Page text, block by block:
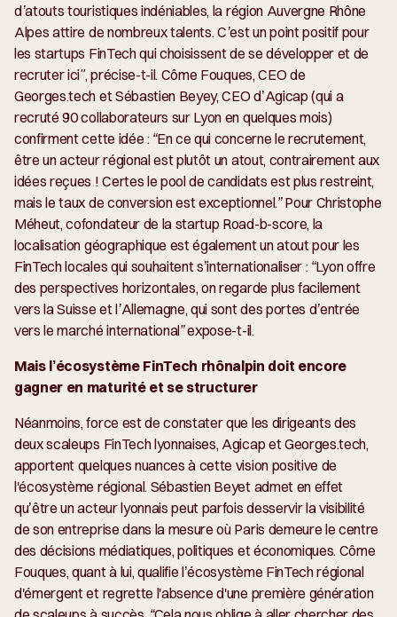
d’atouts touristiques indéniables, la région Auvergne Rhône
Alpes attire de nombreux talents. C’est un point positif pour
les startups FinTech qui choisissent de se développer et de
recruter ici", précise-t-il. Côme Fouques, CEO de
Georges.tech et Sébastien Beyey, CEO d’Agicap (qui a
recruté 90 collaborateurs sur Lyon en quelques mois)
confirment cette idée : “En ce qui concerne le recrutement,
être un acteur régional est plutôt un atout, contrairement aux
idées reçues ! Certes le pool de candidats est plus restreint,
mais le taux de conversion est exceptionnel.”Pour Christophe
Méheut, cofondateur de la startup Road-b-score, la
localisation géographique est également un atout pour les
FinTech locales qui souhaitent s’internationaliser : “Lyon offre
des perspectives horizontales, on regarde plus facilement
vers la Suisse et l’Allemagne, qui sont des portes d’entrée
vers le marché international”expose-t-il.
Mais l’écosystème FinTech rhônalpin doit encore
gagner en maturité et se structurer
Néanmoins, force est de constater que les dirigeants des
deux scaleups FinTech lyonnaises, Agicap et Georges.tech,
apportent quelques nuances à cette vision positive de
l'écosystème régional. Sébastien Beyet admet en effet
qu’être un acteur lyonnais peut parfois desservir la visibilité
de son entreprise dans la mesure où Paris demeure le centre
des décisions médiatiques, politiques et économiques. Côme
Fouques, quant à lui, qualifie l’écosystème FinTech régional
d'émergent et regrette l'absence d'une première génération